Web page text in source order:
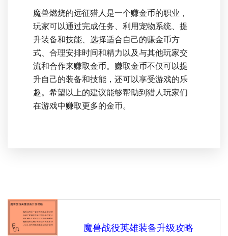
魔兽燃烧的远征猎人是一个赚金币的职业，
玩家可以通过完成任务、利用宠物系统、提
升装备和技能、选择适合自己的赚金币方
式、合理安排时间和精力以及与其他玩家交
流和合作来赚取金币。赚取金币不仅可以提
升自己的装备和技能，还可以享受游戏的乐
趣。希望以上的建议能够帮助到猎人玩家们
在游戏中赚取更多的金币。
魔兽战役英雄装备升级攻略